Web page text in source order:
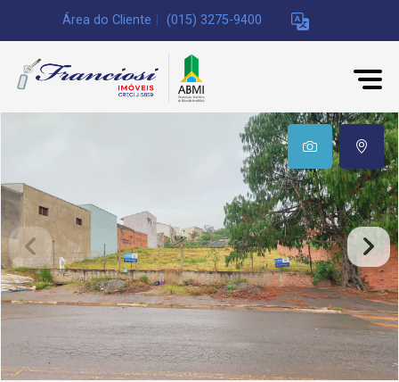
Área do Cliente (015) 3275-9400